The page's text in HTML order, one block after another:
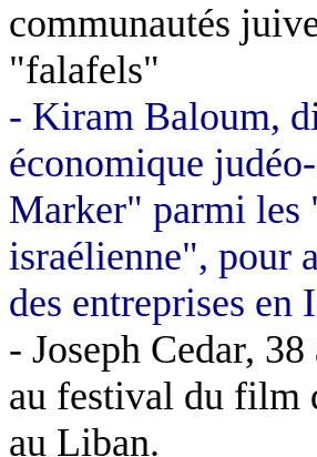
communautés
"falafels"
- Kiram Baloum,
économique
Marker" parmi les
israélienne", pour
des entreprises en
- Joseph Cedar,
au festival du film
au Liban.